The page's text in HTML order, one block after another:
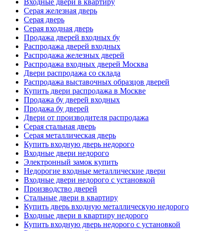
Входные двери в квартиру
Серая железная дверь
Серая дверь
Серая входная дверь
Продажа дверей входных бу
Распродажа дверей входных
Распродажа железных дверей
Распродажа входных дверей Москва
Двери распродажа со склада
Распродажа выставочных образцов дверей
Купить двери распродажа в Москве
Продажа бу дверей входных
Продажа бу дверей
Двери от производителя распродажа
Серая стальная дверь
Серая металлическая дверь
Купить входную дверь недорого
Входные двери недорого
Электронный замок купить
Недорогие входные металлические двери
Входные двери недорого с установкой
Производство дверей
Стальные двери в квартиру
Купить дверь входную металлическую недорого
Входные двери в квартиру недорого
Купить входную дверь недорого с установкой